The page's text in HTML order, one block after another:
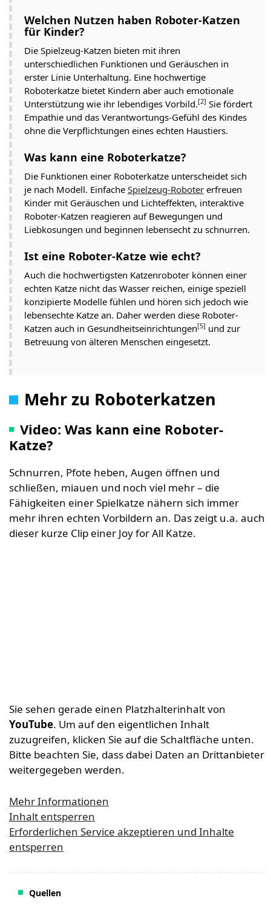
Welchen Nutzen haben Roboter-Katzen
für Kinder?
Die Spielzeug-Katzen bieten mit ihren
unterschiedlichen Funktionen und Geräuschen in
erster Linie Unterhaltung. Eine hochwertige
Roboterkatze bietet Kindern aber auch emotionale
Unterstützung wie ihr lebendiges Vorbild.[2] Sie fördert
Empathie und das Verantwortungs-Gefühl des Kindes
ohne die Verpflichtungen eines echten Haustiers.
Was kann eine Roboterkatze?
Die Funktionen einer Roboterkatze unterscheidet sich
je nach Modell. Einfache Spielzeug-Roboter erfreuen
Kinder mit Geräuschen und Lichteffekten, interaktive
Roboter-Katzen reagieren auf Bewegungen und
Liebkosungen und beginnen lebensecht zu schnurren.
Ist eine Roboter-Katze wie echt?
Auch die hochwertigsten Katzenroboter können einer
echten Katze nicht das Wasser reichen, einige speziell
konzipierte Modelle fühlen und hören sich jedoch wie
lebensechte Katze an. Daher werden diese Roboter-
Katzen auch in Gesundheitseinrichtungen[5] und zur
Betreuung von älteren Menschen eingesetzt.
Mehr zu Roboterkatzen
Video: Was kann eine Roboter-
Katze?
Schnurren, Pfote heben, Augen öffnen und
schließen, miauen und noch viel mehr – die
Fähigkeiten einer Spielkatze nähern sich immer
mehr ihren echten Vorbildern an. Das zeigt u.a. auch
dieser kurze Clip einer Joy for All Katze.
Sie sehen gerade einen Platzhalterinhalt von
YouTube. Um auf den eigentlichen Inhalt
zuzugreifen, klicken Sie auf die Schaltfläche unten.
Bitte beachten Sie, dass dabei Daten an Drittanbieter
weitergegeben werden.
Mehr Informationen
Inhalt entsperren
Erforderlichen Service akzeptieren und Inhalte
entsperren
Quellen